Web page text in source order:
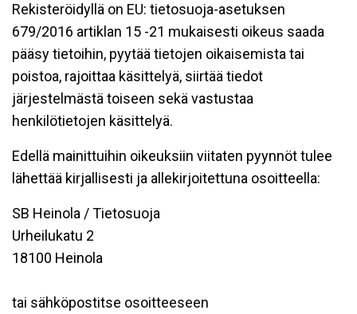
Rekisteröidyllä on EU: tietosuoja-asetuksen
679/2016 artiklan 15 -21 mukaisesti oikeus saada
pääsy tietoihin, pyytää tietojen oikaisemista tai
poistoa, rajoittaa käsittelyä, siirtää tiedot
järjestelmästä toiseen sekä vastustaa
henkilötietojen käsittelyä.
Edellä mainittuihin oikeuksiin viitaten pyynnöt tulee
lähettää kirjallisesti ja allekirjoitettuna osoitteella:
SB Heinola / Tietosuoja
Urheilukatu 2
18100 Heinola
tai sähköpostitse osoitteeseen